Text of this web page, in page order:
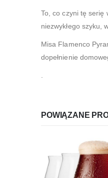
To, co czyni tę serię
niezwykłego szyku,
Misa Flamenco
dopełnienie
.
POWIĄZANE